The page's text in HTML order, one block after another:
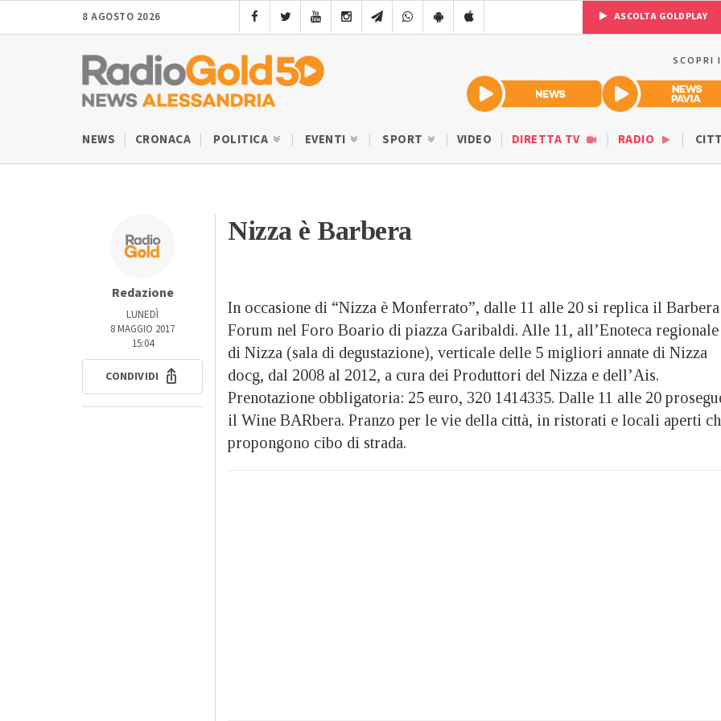
8 AGOSTO 2026 ASCOLTA GOLDPLAY
SCOPRI
NEWS CRONACA POLITICA EVENTI SPORT VIDEO DIRETTA TV RADIO
Redazione
LUNEDÌ
8 MAGGIO 2017
15:04
CONDIVIDI
Nizza è Barbera
In occasione di “Nizza è Monferrato”, dalle 11 alle 20 si replica il Barbera
Forum nel Foro Boario di piazza Garibaldi. Alle 11, all’Enoteca regionale
di Nizza (sala di degustazione), verticale delle 5 migliori annate di Nizza
docg, dal 2008 al 2012, a cura dei Produttori del Nizza e dell’Ais.
Prenotazione obbligatoria: 25 euro, 320 1414335. Dalle 11 alle 20
il Wine BARbera. Pranzo per le vie della città, in ristorati e locali aperti
propongono cibo di strada.